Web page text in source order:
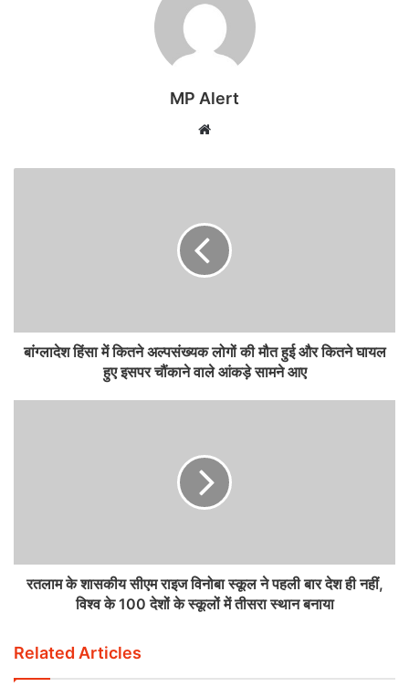
MP Alert
Website
बांग्लादेश हिंसा में कितने अल्पसंख्यक लोगों की मौत हुई और कितने घायल
हुए इसपर चौंकाने वाले आंकड़े सामने आए
रतलाम के शासकीय सीएम राइज विनोबा स्कूल ने पहली बार देश ही नहीं,
विश्व के 100 देशों के स्कूलों में तीसरा स्थान बनाया
Related Articles